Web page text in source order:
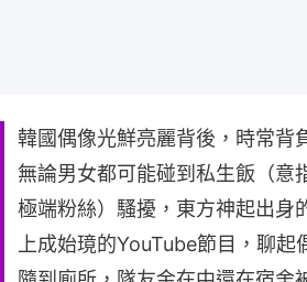
韓國偶像光鮮亮麗背後，時常背
無論男女都可能碰到私生飯（意
極端粉絲）騷擾，東方神起出身
上成始璄的YouTube節目，聊